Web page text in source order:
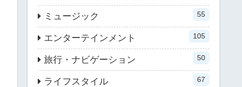
ミュージック 55
エンターテインメント 105
旅行・ナビゲーション 50
ライフスタイル 67